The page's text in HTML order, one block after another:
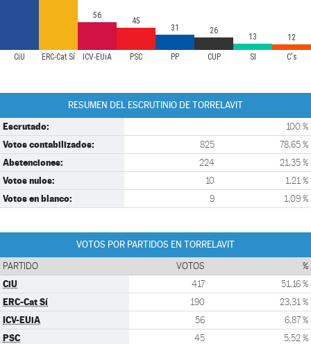
CiU ERC-Cat Sí ICV-EUiA PSC PP CUP SI C's
56
45
31 26
13 12
RESUMEN DEL ESCRUTINIO DE TORRELAVIT
Escrutado: 100 %
Votos contabilizados: 825 78,65 %
Abstenciones: 224 21,35 %
Votos nulos: 10 1,21 %
Votos en blanco: 9 1,09 %
VOTOS POR PARTIDOS EN TORRELAVIT
PARTIDO VOTOS %
CiU 417 51,16 %
ERC-Cat Sí 190 23,31 %
ICV-EUiA 56 6,87 %
PSC 45 5,52 %